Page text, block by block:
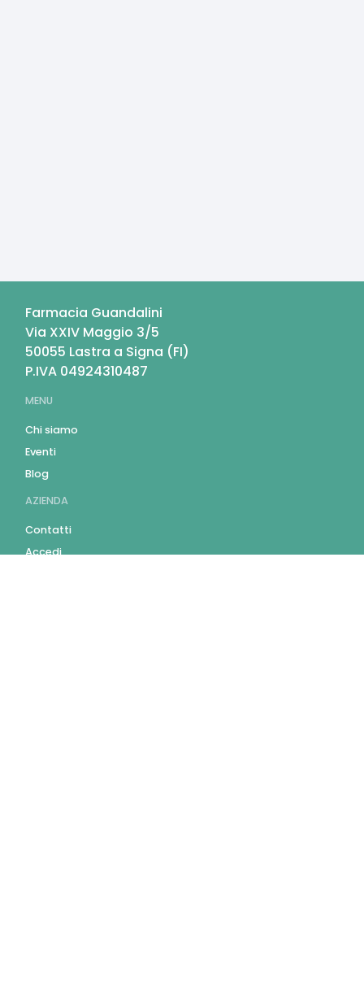
Farmacia Guandalini
Via XXIV Maggio 3/5
50055 Lastra a Signa (FI)
P.IVA 04924310487
MENU
Chi siamo
Eventi
Blog
AZIENDA
Contatti
Accedi